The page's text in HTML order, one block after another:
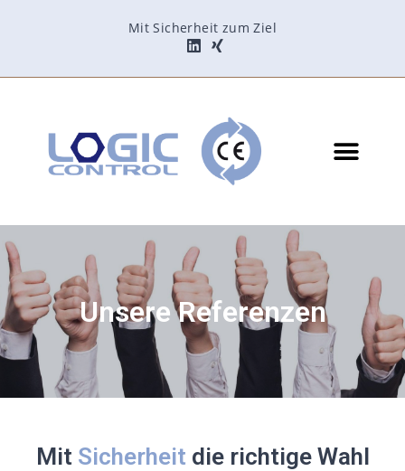
Mit Sicherheit zum Ziel
Unsere Referenzen
Mit Sicherheit die richtige Wahl